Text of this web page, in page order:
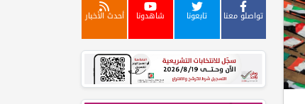
تواصلو معنا تابعونا شاهدونا أحدث الأخبار